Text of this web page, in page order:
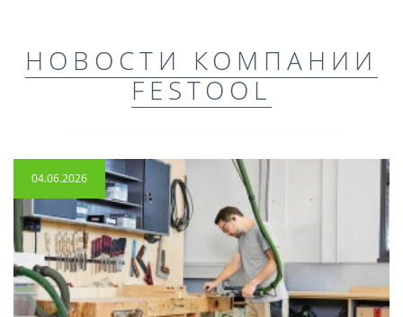
НОВОСТИ КОМПАНИИ
FESTOOL
04.06.2026